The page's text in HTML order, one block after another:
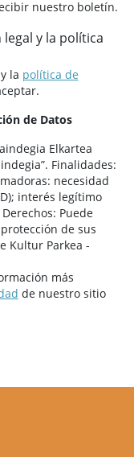
nuestro boletín.
y la política
y la política de
de Datos
Elkartea
Finalidades:
necesidad
interés legítimo
Puede
de sus
Kultur Parkea -
más
de nuestro sitio